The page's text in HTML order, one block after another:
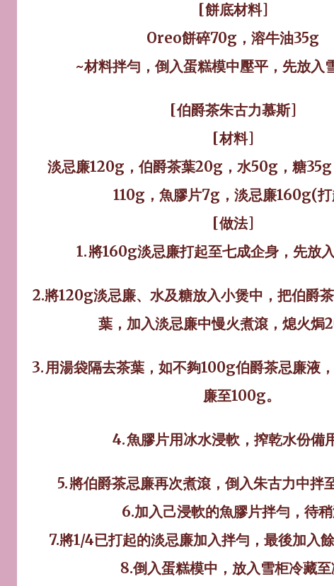
[餅底材料]
Oreo餅碎70g ，溶牛油35g
~材料拌勻，倒入蛋糕模中壓平，先放入
[伯爵茶朱古力慕斯]
[材料]
淡忌廉120g ，伯爵茶葉20g ，水50g ，糖35g
110g ，魚膠片7g ，淡忌廉160g(
[做法]
1.將160g淡忌廉打起至七成企身，先放入
2.將120g淡忌廉、水及糖放入小煲中，把伯爵
葉，加入淡忌廉中慢火煮滾，熄火焗
3.用湯袋隔去茶葉，如不夠100g伯爵茶忌廉液
廉至100g。
4.魚膠片用冰水浸軟，搾乾水份備
5.將伯爵茶忌廉再次煮滾，倒入朱古力中拌
6.加入己浸軟的魚膠片拌勻，待稍
7.將1/4已打起的淡忌廉加入拌勻，最後加入
8.倒入蛋糕模中，放入雪柜冷藏至